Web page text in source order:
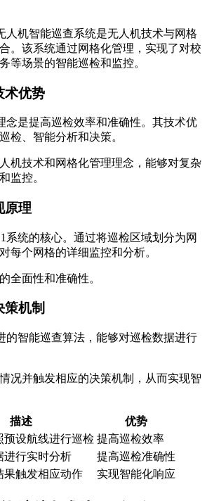
人机智能巡查系统是无人机技术与网格
。该系统通过网格化管理，实现了对校
等场景的智能巡检和监控。
术优势
念是提高巡检效率和准确性。其技术优
检、智能分析和决策。
机技术和网格化管理理念，能够对复杂
监控。
原理
系统的核心。通过将巡检区域划分为网
每个网格的详细监控和分析。
全面性和准确性。
机制
的智能巡查算法，能够对巡检数据进行
况并触发相应的决策机制，从而实现智
描述
优势
预设航线进行巡检 提高巡检效率
进行实时分析
提高巡检准确性
果触发相应动作 实现智能化响应